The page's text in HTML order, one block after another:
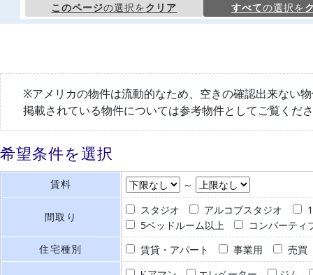
このページの選択をクリア すべての選択を
※アメリカの物件は流動的なため、空きの確認出来ない
掲載されている物件については参考物件としてご覧くだ
希望条件を選択
賃料 ～
間取り
スタジオ アルコブスタジオ
5ベッドルーム以上
コンバーティ
住宅種別
賃貸・アパート 事業用 売買